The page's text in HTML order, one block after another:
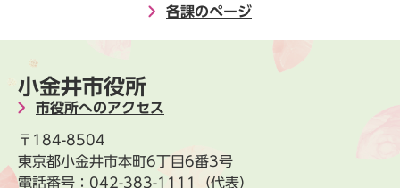
各課のページ
小金井市役所
市役所へのアクセス
〒184-8504
東京都小金井市本町6丁目6番3号
電話番号： 042-383-1111 （代表）